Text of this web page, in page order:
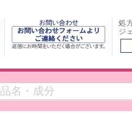
処
ジ